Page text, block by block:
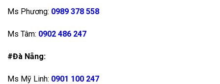
Ms Phương: 0989 378 558
Ms Tâm: 0902 486 247
#Đà Nẵng:
Ms Mỹ Linh: 0901 100 247